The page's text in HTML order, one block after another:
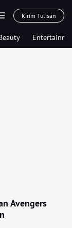
Kirim Tulisan
Avengers